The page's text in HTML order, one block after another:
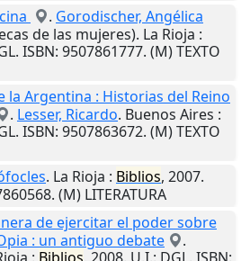
. Gorodischer, Angélica
de las mujeres). La Rioja :
ISBN: 9507861777. (M) TEXTO
la Argentina : Historias del Reino
. Lesser, Ricardo. Buenos Aires :
ISBN: 9507863672. (M) TEXTO
. La Rioja : Biblios, 2007.
(M) LITERATURA
de ejercitar el poder sobre
: un antiguo debate
.